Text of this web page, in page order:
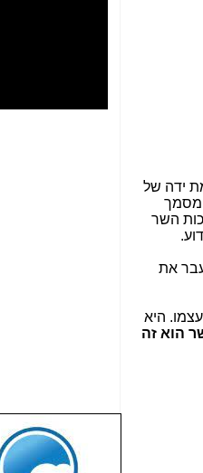
מסמך
השר
את
היא
הוא זה
שבוע טוב לכל
הגולשים באשר
הם!!!